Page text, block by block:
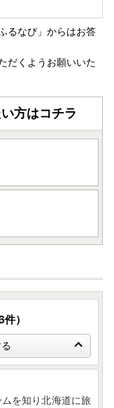
るなび」からはお答
だくようお願いいた
方はコチラ
件）
を知り北海道に旅